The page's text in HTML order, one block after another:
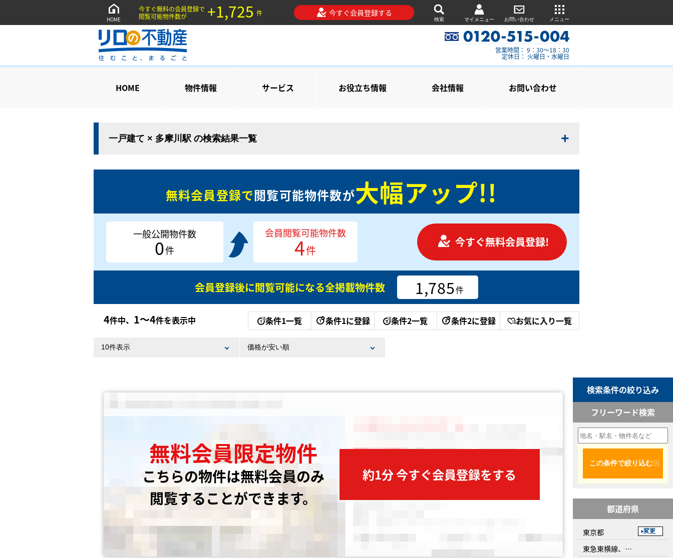
HOME
今すぐ無料の会員登録で
閲覧可能物件数が
+1,725 件 今すぐ会員登録する
検索 マイメニュー お問い合わせ メニュー
営業時間： 9：30～18：30
定休日： 火曜日・水曜日
HOME 物件情報 サービス お役立ち情報 会社情報 お問い合わせ
一戸建て × 多摩川駅 の検索結果一覧
無料会員登録で閲覧可能物件数が大幅アップ!!
一般公開物件数
0件
会員閲覧可能物件数
4件
今すぐ無料会員登録!
会員登録後に閲覧可能になる全掲載物件数 1,785件
4件中、 1〜4件を表示中 条件1一覧 条件1に登録 条件2一覧 条件2に登録 お気に入り一覧
無料会員限定物件
こちらの物件は無料会員のみ
閲覧することができます。
約1分 今すぐ会員登録をする
検索条件の絞り込み
フリーワード検索
この条件で絞り込む
都道府県
東京都 変更
東急東横線、多摩川駅